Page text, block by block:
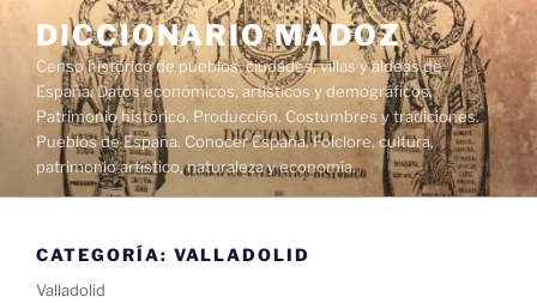
contenido
DICCIONARIO MADOZ
Censo histórico de pueblos, ciudades, villas y aldeas de
España. Datos económicos, artísticos y demográficos.
Patrimonio histórico. Producción. Costumbres y tradiciones.
Pueblos de España. Conocer España. Folclore, cultura,
patrimonio artístico, naturaleza y economía.
CATEGORÍA: VALLADOLID
Valladolid